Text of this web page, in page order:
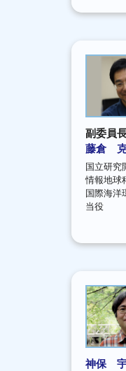
副委員
藤倉 克
国立研究
情報地球
国際海洋
当役
神保